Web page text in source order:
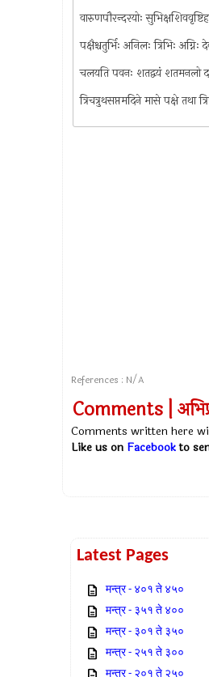
वारुणपौरन्दरयोः
पक्षैश्चतुर्भिः अनिलः त्रिभिः
चलयति पवनः शतद्वयं शतमनलो
त्रिचत्रुथसप्तमदिने मासे पक्षे तथा
References : N/A
Comments |
Comments written here
Like us on Facebookto
Latest Pages
मन्त्र - ४०१ ते ४५०
मन्त्र - ३५१ ते ४००
मन्त्र - ३०१ ते ३५०
मन्त्र - २५१ ते ३००
मन्त्र - २०१ ते २५०